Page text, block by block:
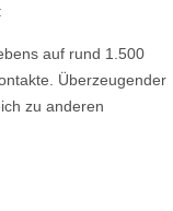
auf rund 1.500
Überzeugender
zu anderen